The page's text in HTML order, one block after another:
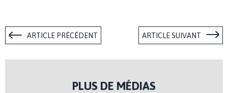
ARTICLE PRÉCÉDENT ARTICLE SUIVANT
PLUS DE MÉDIAS